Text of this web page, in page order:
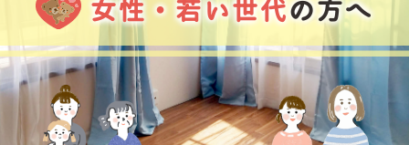
女性・若い世代の方へ